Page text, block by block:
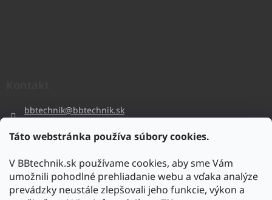
Táto webstránka používa súbory cookies.
V BBtechnik.sk používame cookies, aby sme Vám
umožnili pohodlné prehliadanie webu a vďaka analýze
prevádzky neustále zlepšovali jeho funkcie, výkon a
bbtechnik@bbtechnik.sk
bbtechnik
https://www.youtube.com/@bb-techniks.r.o.7746